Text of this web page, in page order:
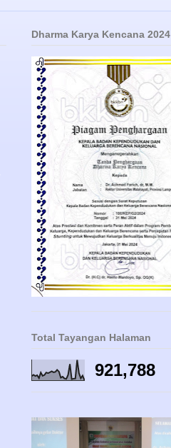
Dharma Karya Kencana 2024
Total Tayangan Halaman
921,788